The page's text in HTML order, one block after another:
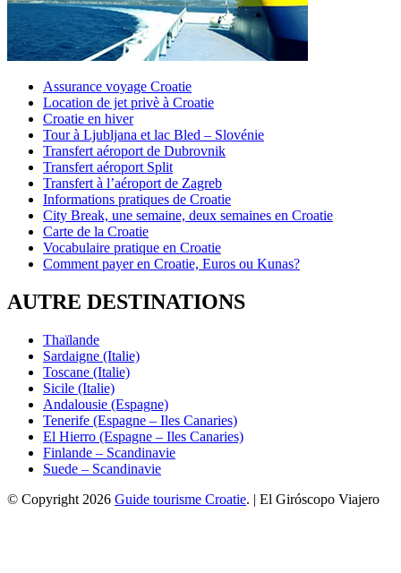
Assurance voyage Croatie
Location de jet privè à Croatie
Croatie en hiver
Tour à Ljubljana et lac Bled – Slovénie
Transfert aéroport de Dubrovnik
Transfert aéroport Split
Transfert à l’aéroport de Zagreb
Informations pratiques de Croatie
City Break, une semaine, deux semaines en Croatie
Carte de la Croatie
Vocabulaire pratique en Croatie
Comment payer en Croatie, Euros ou Kunas?
AUTRE DESTINATIONS
Thaïlande
Sardaigne (Italie)
Toscane (Italie)
Sicile (Italie)
Andalousie (Espagne)
Tenerife (Espagne – Iles Canaries)
El Hierro (Espagne – Iles Canaries)
Finlande – Scandinavie
Suede – Scandinavie
© Copyright 2026 Guide tourisme Croatie. | El Giróscopo Viajero